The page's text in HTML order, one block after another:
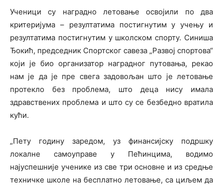
Ученици су наградно летовање освојили по два
критеријума – резултатима постигнутим у учењу и
резултатима постигнутим у школском спорту. Синиша
Ђокић, председник Спортског савеза „Развој спортова“
који је био организатор наградног путовања, рекао
нам је да је пре свега задовољан што је летовање
протекло без проблема, што деца нису имала
здравствених проблема и што су се безбедно вратила
кући.
„Пету годину заредом, уз финансијску подршку
локалне самоуправе у Пећинцима, водимо
најуспешније ученике из све три основне и из средње
техничке школе на бесплатно летовање, са циљем да